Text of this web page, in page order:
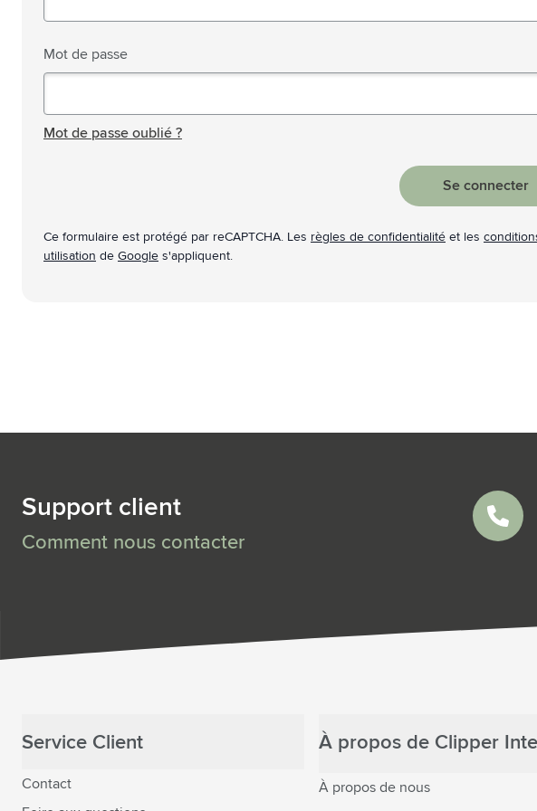
Afficher le sous-menu pour la catégorie Technologie
Écriture
Outdoor & Loisirs
Afficher le sous-menu pour la catégorie Outdoor &
Afficher le sous-menu pour la catégorie Outils &
Mot de passe
Mot de passe oublié ?
Se connecter
Ce formulaire est protégé par reCAPTCHA. Les règles de confidentialité et les
utilisation de Google s'appliquent.
Support client
Comment nous contacter
Service Client
Contact
À propos de Clipper
À propos de nous